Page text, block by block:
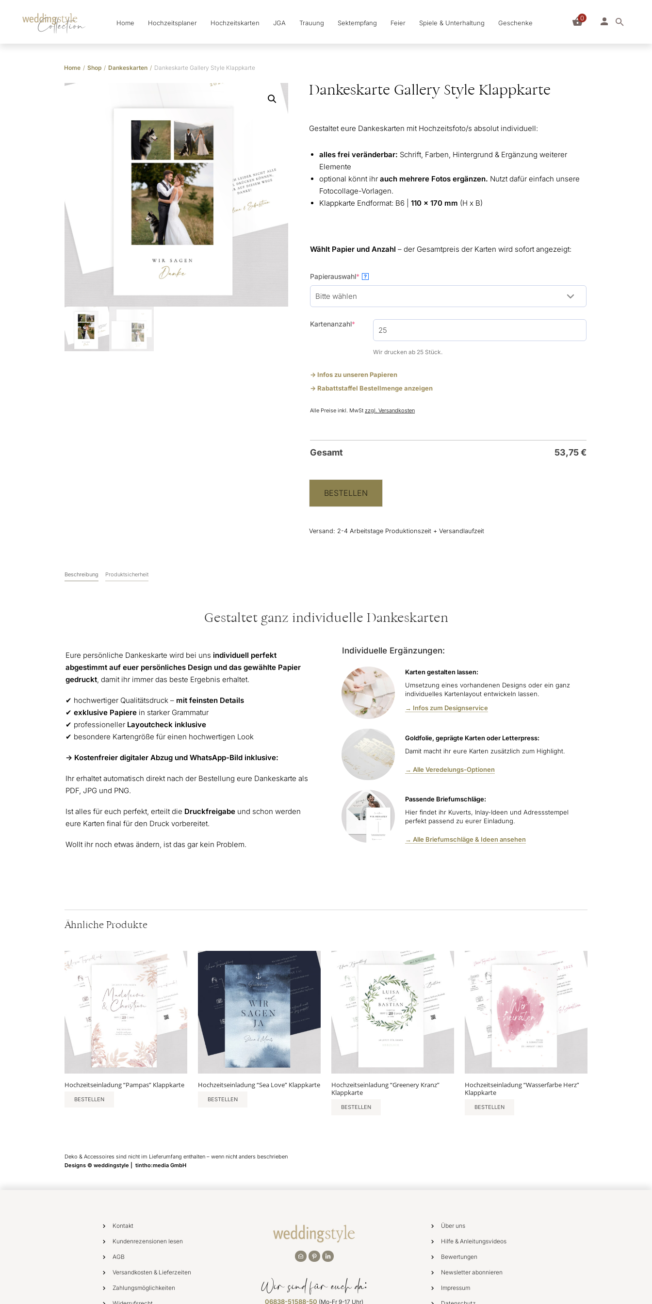
Collection Home Hochzeitsplaner Hochzeitskarten JGA Trauung Sektempfang Feier Spiele & Unterhaltung Geschenke
0
Home / Shop / Dankeskarten / Dankeskarte Gallery Style Klappkarte
Dankeskarte Gallery Style Klappkarte
Gestaltet eure Dankeskarten mit Hochzeitsfoto/s absolut individuell:
alles frei veränderbar: Schrift, Farben, Hintergrund & Ergänzung weiterer
Elemente
optional könnt ihrauch mehrere Fotos ergänzen. Nutzt dafür einfach unsere
Fotocollage-Vorlagen.
Klappkarte Endformat: B6 |110 x 170 mm (H x B)
Wählt Papier und Anzahl– der Gesamtpreis der Karten wird sofort angezeigt:
Papierauswahl* (required)
?
Kartenanzahl* (required)
Wir drucken ab 25 Stück.
-> Infos zu unseren Papieren
-> Rabattstaffel Bestellmenge anzeigen
Alle Preise inkl. MwStzzgl. Versandkosten
Gesamt 53,75€
BESTELLEN
Versand: 2-4 Arbeitstage Produktionszeit + Versandlaufzeit
Beschreibung Produktsicherheit
Gestaltet ganz individuelle Dankeskarten
Eure persönliche Dankeskarte wird bei uns individuell perfekt
abgestimmt auf euer persönliches Design und das gewählte Papier
gedruckt, damit ihr immer das beste Ergebnis erhaltet.
✔︎ hochwertiger Qualitätsdruck – mit feinsten Details
✔︎ exklusive Papiere in starker Grammatur
✔︎ professioneller Layoutcheck inklusive
✔︎ besondere Kartengröße für einen hochwertigen Look
-> Kostenfreier digitaler Abzug und WhatsApp-Bild inklusive:
Ihr erhaltet automatisch direkt nach der Bestellung eure Dankeskarte als
PDF, JPG und PNG.
Ist alles für euch perfekt, erteilt die Druckfreigabe und schon werden
eure Karten final für den Druck vorbereitet.
Wollt ihr noch etwas ändern, ist das gar kein Problem.
Individuelle Ergänzungen:
Karten gestalten lassen:
Umsetzung eines vorhandenen Designs oder ein ganz
individuelles Kartenlayout entwickeln lassen.
→ Infos zum Designservice
Goldfolie, geprägte Karten oder Letterpress:
Damit macht ihr eure Karten zusätzlich zum Highlight.
→ Alle Veredelungs-Optionen
Passende Briefumschläge:
Hier findet ihr Kuverts, Inlay-Ideen und Adressstempel
perfekt passend zu eurer Einladung.
→ Alle Briefumschläge & Ideen ansehen
Ähnliche Produkte
Hochzeitseinladung “Pampas” Klappkarte
BESTELLEN
Hochzeitseinladung “Sea Love” Klappkarte
BESTELLEN
Hochzeitseinladung “Greenery Kranz”
Klappkarte
BESTELLEN
Hochzeitseinladung “Wasserfarbe Herz”
Klappkarte
BESTELLEN
Deko & Accessoires sind nicht im Lieferumfang enthalten – wenn nicht anders beschrieben
Designs © weddingstyle | tintho:media GmbH
Kontakt
Kundenrezensionen lesen
AGB
Versandkosten & Lieferzeiten
Zahlungsmöglichkeiten Wir sind für euch da:
06838-51588-50 (Mo-Fr 9-17 Uhr)
Über uns
Hilfe & Anleitungsvideos
Bewertungen
Newsletter abonnieren
Impressum